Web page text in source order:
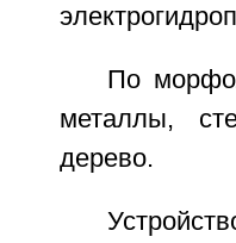
По
металлы,
дерево.